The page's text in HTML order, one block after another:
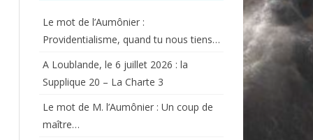
Le mot de l’Aumônier :
Providentialisme, quand tu nous tiens…
A Loublande, le 6 juillet 2026 : la
Supplique 20 – La Charte 3
Le mot de M. l’Aumônier : Un coup de
maître…